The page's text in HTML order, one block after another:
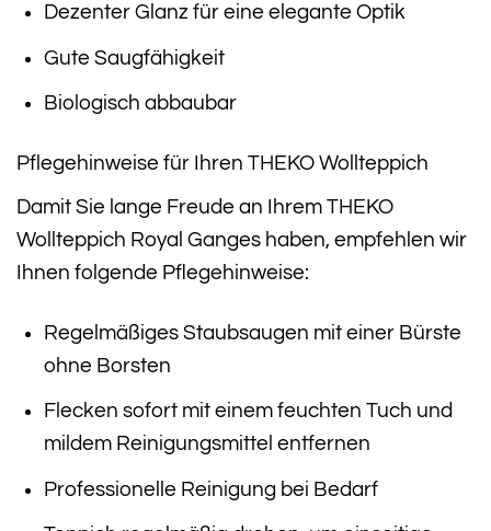
Dezenter Glanz für eine elegante Optik
Gute Saugfähigkeit
Biologisch abbaubar
Pflegehinweise für Ihren THEKO Wollteppich
Damit Sie lange Freude an Ihrem THEKO
Wollteppich Royal Ganges haben, empfehlen wir
Ihnen folgende Pflegehinweise:
Regelmäßiges Staubsaugen mit einer Bürste
ohne Borsten
Flecken sofort mit einem feuchten Tuch und
mildem Reinigungsmittel entfernen
Professionelle Reinigung bei Bedarf